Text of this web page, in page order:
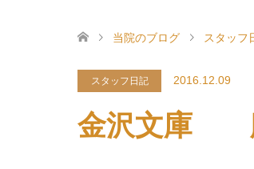
当院のブログ スタッフ
スタッフ日記 2016.12.09
金沢文庫